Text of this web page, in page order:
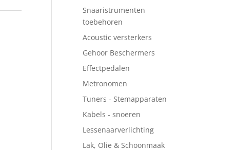
Snaaristrumenten
toebehoren
Acoustic versterkers
Gehoor Beschermers
Effectpedalen
Metronomen
Tuners - Stemapparaten
Kabels - snoeren
Lessenaarverlichting
Lak, Olie & Schoonmaak